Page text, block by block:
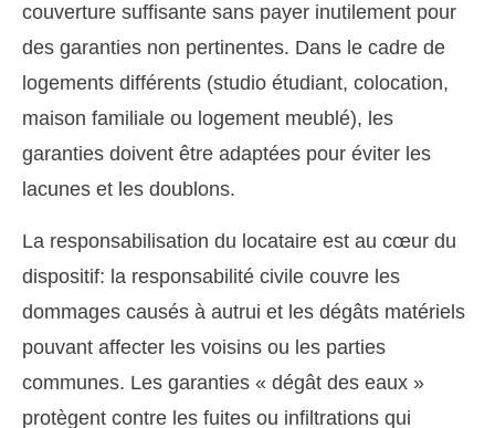
couverture suffisante sans payer inutilement pour
des garanties non pertinentes. Dans le cadre de
logements différents (studio étudiant, colocation,
maison familiale ou logement meublé), les
garanties doivent être adaptées pour éviter les
lacunes et les doublons.
La responsabilisation du locataire est au cœur du
dispositif: la responsabilité civile couvre les
dommages causés à autrui et les dégâts matériels
pouvant affecter les voisins ou les parties
communes. Les garanties « dégât des eaux »
protègent contre les fuites ou infiltrations qui